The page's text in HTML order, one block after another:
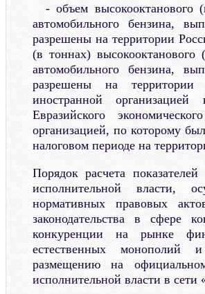
- объем высокооктанового
автомобильного бензина,
разрешены на территории
(в тоннах) высокооктанового
автомобильного бензина,
разрешены на территории
иностранной
Евразийского
организацией, по которому
налоговом периоде на
Порядок расчета
исполнительной власти,
нормативных правовых
законодательства в сфере
конкуренции на рынке
естественных
размещению на
исполнительной власти в сети